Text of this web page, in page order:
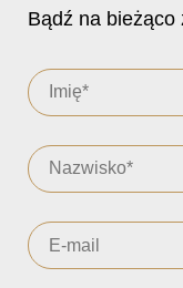
Bądź na bieżąco